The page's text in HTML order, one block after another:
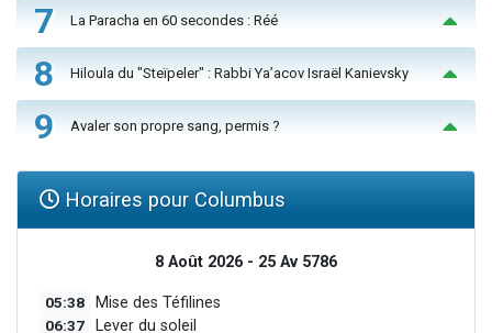
7 La Paracha en 60 secondes : Réé
8 Hiloula du "Steïpeler" : Rabbi Ya’acov Israël Kanievsky
9 Avaler son propre sang, permis ?
Horaires pour Columbus
8 Août 2026 - 25 Av 5786
05:38 Mise des Téfilines
06:37 Lever du soleil